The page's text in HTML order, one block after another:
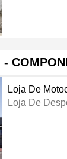
-
Loja De
Loja De